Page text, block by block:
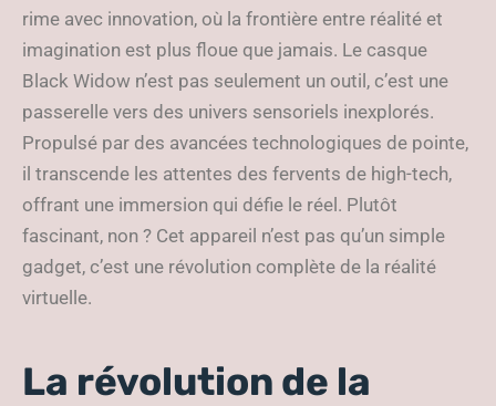
rime avec innovation, où la frontière entre réalité et
imagination est plus floue que jamais. Le casque
Black Widow n’est pas seulement un outil, c’est une
passerelle vers des univers sensoriels inexplorés.
Propulsé par des avancées technologiques de pointe,
il transcende les attentes des fervents de high-tech,
offrant une immersion qui défie le réel. Plutôt
fascinant, non ? Cet appareil n’est pas qu’un simple
gadget, c’est une révolution complète de la réalité
virtuelle.
La révolution de la